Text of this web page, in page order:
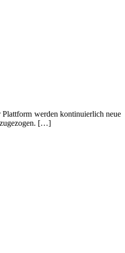
werden kontinuierlich neue
[…]